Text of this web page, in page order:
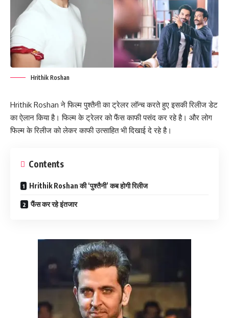
Hrithik Roshan
Hrithik Roshan ने फिल्म पुश्तैनी का ट्रेलर लॉन्च करते हुए इसकी रिलीज डेट
का ऐलान किया है। फिल्म के ट्रेलर को फैंस काफी पसंद कर रहे है। और लोग
फिल्म के रिलीज को लेकर काफी उत्साहित भी दिखाई दे रहे है।
Contents
Hrithik Roshan की ‘पुश्तैनी’ कब होगी रिलीज
फैंस कर रहे इंतजार